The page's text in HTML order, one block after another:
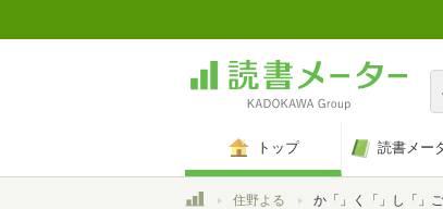
トップ 読書メー
トップ住野よる か「」く「」し「」